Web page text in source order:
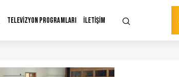
TELEVİZYON PROGRAMLARI İLETİŞİM